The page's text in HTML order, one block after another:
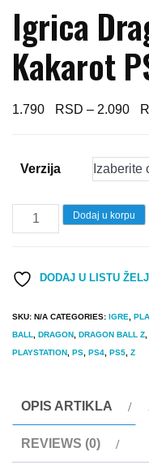
Igrica
Kakarot
1.790 – 2.090
Verzija
Igrica
Dragon
Z
|
Dodaj u korpu
DODAJ U LISTU
SKU: N/A CATEGORIES: IGRE,
BALL, DRAGON, DRAGON BALL Z,
PLAYSTATION, PS, PS4, PS5, Z
OPIS ARTIKLA
REVIEWS (0)